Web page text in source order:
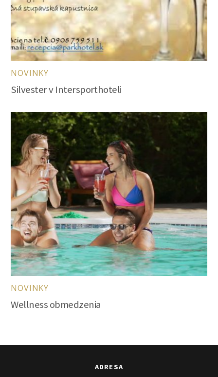
NOVINKY
Silvester v Intersporthoteli
NOVINKY
Wellness obmedzenia
ADRESA